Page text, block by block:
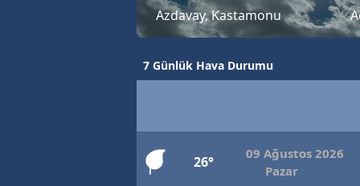
Azdavay, Kastamonu
7 Günlük Hava Durumu
26°
09 Ağustos 2026
Pazar